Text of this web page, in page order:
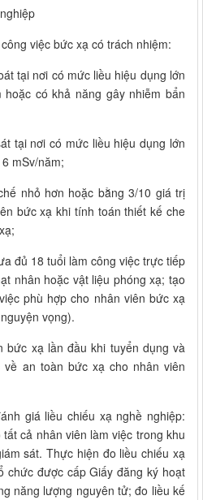
việc bức xạ có trách nhiệm:
tại nơi có mức liều hiệu dụng lớn
có khả năng gây nhiễm bẩn
tại nơi có mức liều hiệu dụng lớn
mSv/năm;
nhỏ hơn hoặc bằng 3/10 giá trị
bức xạ khi tính toán thiết kế che
đủ 18 tuổi làm công việc trực tiếp
nhân hoặc vật liệu phóng xạ; tạo
phù hợp cho nhân viên bức xạ
vọng).
bức xạ lần đầu khi tuyển dụng và
an toàn bức xạ cho nhân viên
giá liều chiếu xạ nghề nghiệp:
cả nhân viên làm việc trong khu
sát. Thực hiện đo liều chiếu xạ
chức được cấp Giấy đăng ký hoạt
năng lượng nguyên tử; đo liều kế